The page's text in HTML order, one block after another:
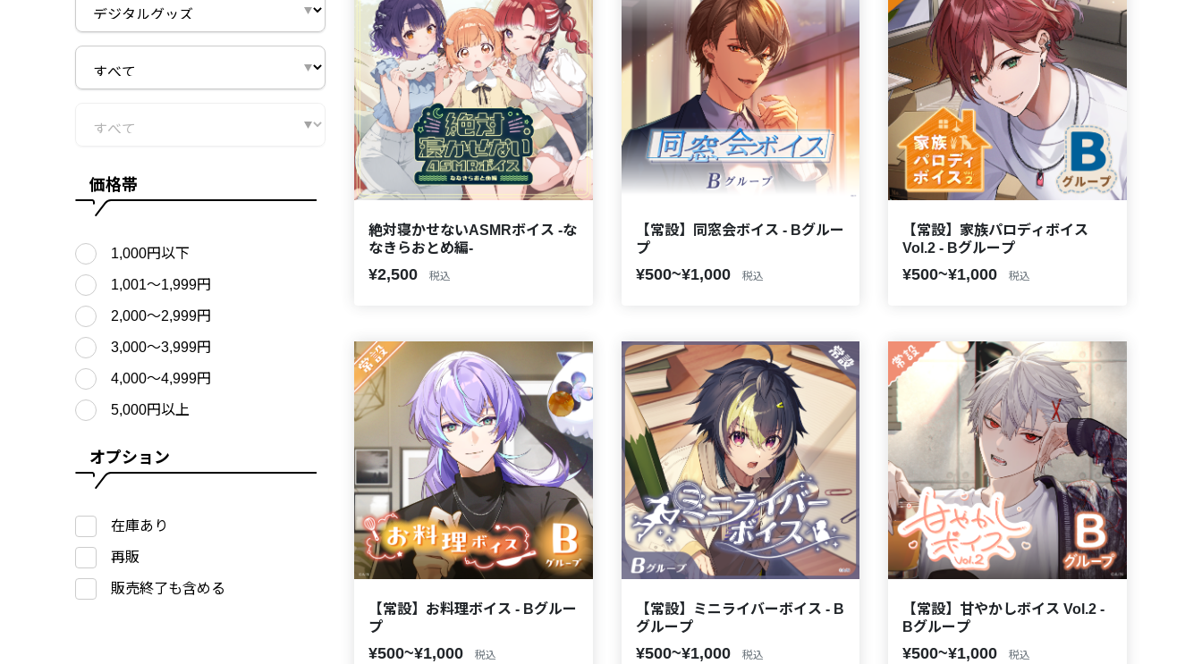
価格帯
1,000円以下
1,001〜1,999円
2,000〜2,999円
3,000〜3,999円
4,000〜4,999円
5,000円以上
オプション
在庫あり
再販
販売終了も含める
絶対寝かせないASMRボイス -な
なきらおとめ編-
¥2,500 税込
【常設】同窓会ボイス - Bグルー
プ
¥500~¥1,000 税込
【常設】家族パロディボイス
Vol.2 - Bグループ
¥500~¥1,000 税込
【常設】お料理ボイス - Bグルー
プ
¥500~¥1,000 税込
【常設】ミニライバーボイス - B
グループ
¥500~¥1,000 税込
【常設】甘やかしボイス Vol.2 -
Bグループ
¥500~¥1,000 税込